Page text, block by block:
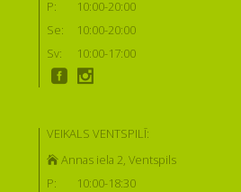
P:
10:00-20:00
Se:
10:00-20:00
Sv:
10:00-17:00
VEIKALS VENTSPILĪ:
Annas iela 2, Ventspils
P:
10:00-18:30